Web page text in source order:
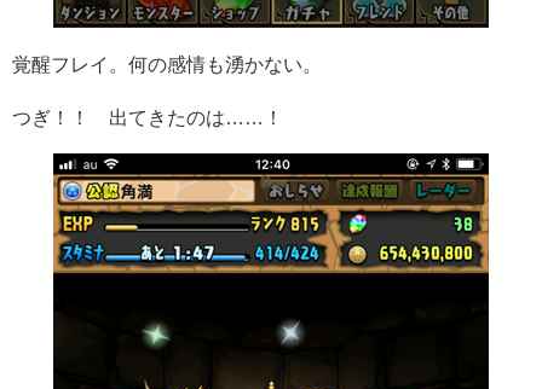
覚醒フレイ。何の感情も湧かない。
つぎ！！ 出てきたのは……！